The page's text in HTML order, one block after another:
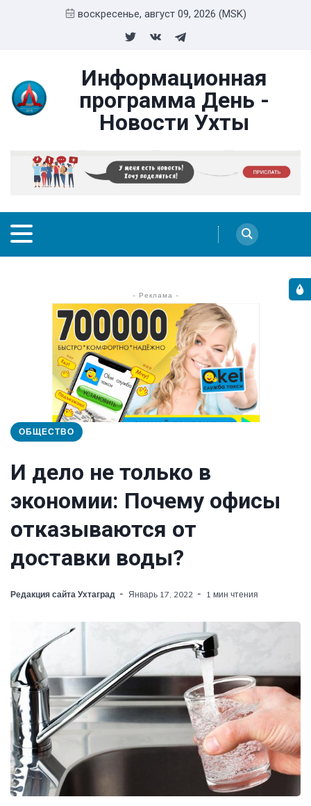
воскресенье, август 09, 2026 (MSK)
Информационная
программа День -
Новости Ухты
- Реклама -
ОБЩЕСТВО
И дело не только в
экономии: Почему офисы
отказываются от
доставки воды?
Редакция сайта Ухтаград Январь 17, 2022 1 мин чтения